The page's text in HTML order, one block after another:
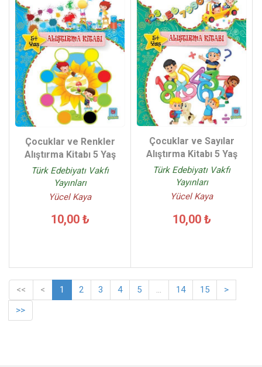
Çocuklar ve Renkler
Alıştırma Kitabı 5 Yaş
Türk Edebiyatı Vakfı
Yayınları
Yücel Kaya
10,00 ₺
Çocuklar ve Sayılar
Alıştırma Kitabı 5 Yaş
Türk Edebiyatı Vakfı
Yayınları
Yücel Kaya
10,00 ₺
<< < 1 2 3 4 5 ... 14 15
>
>>